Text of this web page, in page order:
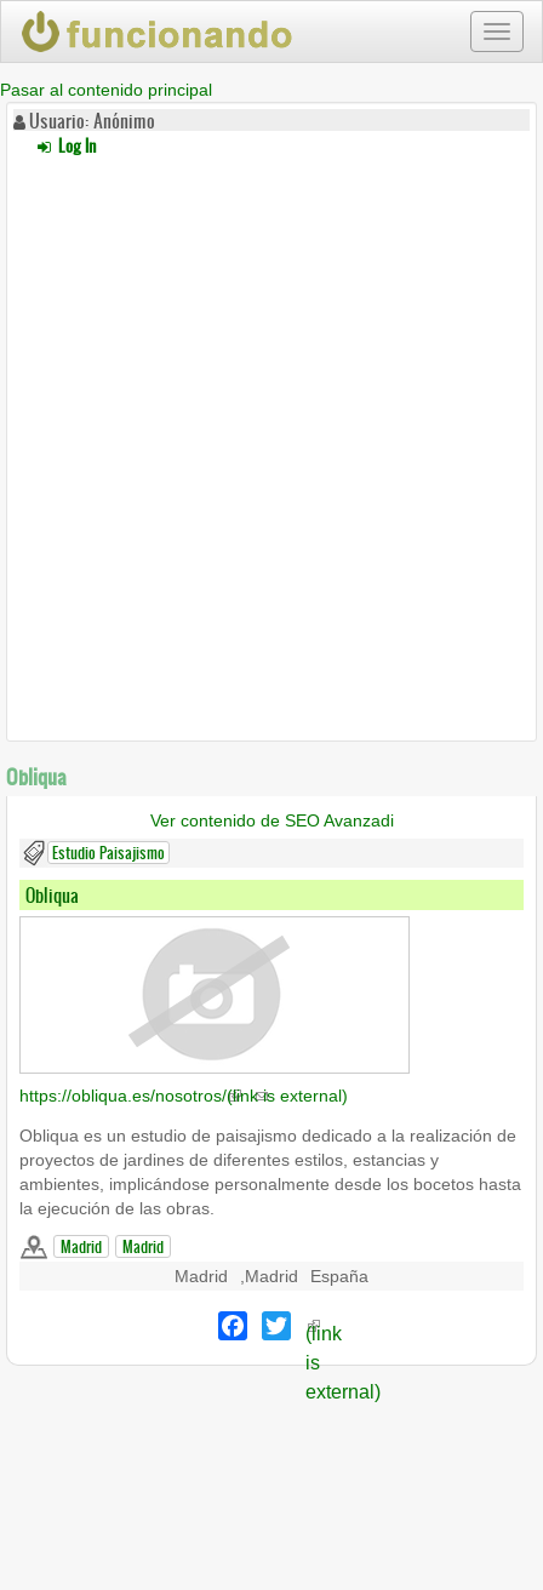
Pasar al contenido principal
Usuario: Anónimo
Log In
Obliqua
Ver contenido de SEO Avanzadi
Estudio Paisajismo
Obliqua
https://obliqua.es/nosotros/(link is external)
Obliqua es un estudio de paisajismo dedicado a la realización de
proyectos de jardines de diferentes estilos, estancias y
ambientes, implicándose personalmente desde los bocetos hasta
la ejecución de las obras.
Madrid Madrid
Madrid Madrid España
Facebook
Twitter
(link
is
external)